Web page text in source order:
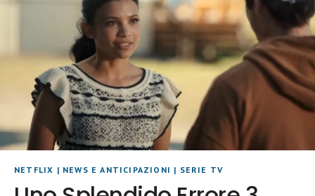
NETFLIX | NEWS E ANTICIPAZIONI | SERIE TV